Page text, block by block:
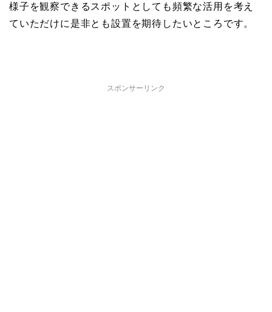
様子を観察できるスポットとしても頻繁な活用を考え
ていただけに是非とも設置を期待したいところです。
スポンサーリンク